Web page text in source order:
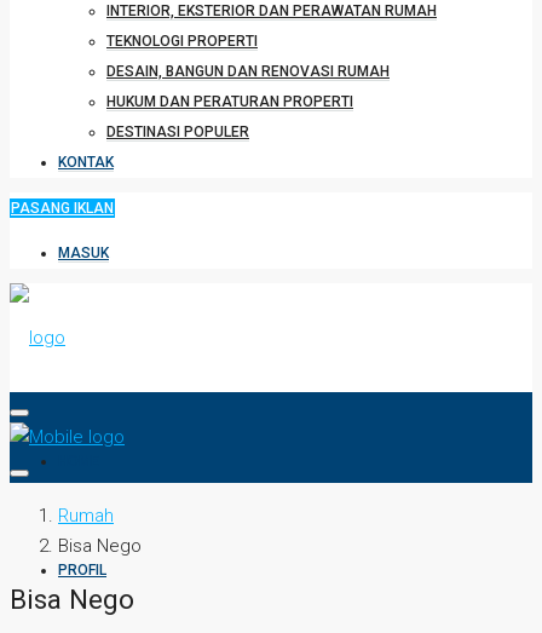
INTERIOR, EKSTERIOR DAN PERAWATAN RUMAH
TEKNOLOGI PROPERTI
DESAIN, BANGUN DAN RENOVASI RUMAH
HUKUM DAN PERATURAN PROPERTI
DESTINASI POPULER
KONTAK
PASANG IKLAN
MASUK
PROFIL
Rumah
Bisa Nego
Bisa Nego